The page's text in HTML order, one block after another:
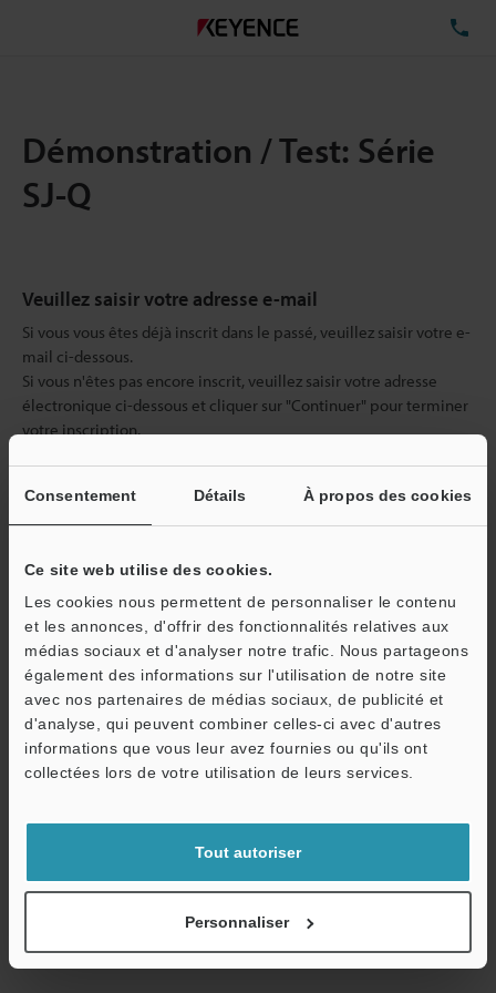
Consentement Détails À propos des cookies
Ce site web utilise des cookies.
Les cookies nous permettent de personnaliser le contenu
et les annonces, d'offrir des fonctionnalités relatives aux
médias sociaux et d'analyser notre trafic. Nous partageons
également des informations sur l'utilisation de notre site
avec nos partenaires de médias sociaux, de publicité et
d'analyse, qui peuvent combiner celles-ci avec d'autres
informations que vous leur avez fournies ou qu'ils ont
collectées lors de votre utilisation de leurs services.
Tout autoriser
Personnaliser
Démonstration / Test: Série
SJ-Q
Veuillez saisir votre adresse e-mail
Si vous vous êtes déjà inscrit dans le passé, veuillez saisir votre e-
mail ci-dessous.
Si vous n'êtes pas encore inscrit, veuillez saisir votre adresse
électronique ci-dessous et cliquer sur "Continuer" pour terminer
votre inscription.
Continuer
Nous garantissons une confidentialité totale : vos informations ne
seront jamais partagées.
Confidentialité
Réservé aux membres
Documents en libre accès
Inscription simple, accès illimité